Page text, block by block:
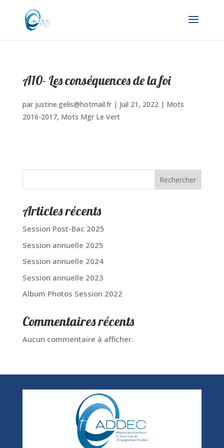
A10- Les conséquences de la foi
par justine.gelis@hotmail.fr| Juil 21, 2022| Mots
2016-2017, Mots Mgr Le Vert
Rechercher
Articles récents
Session Post-Bac 2025
Session annuelle 2025
Session annuelle 2024
Session annuelle 2023
Album Photos Session 2022
Commentaires récents
Aucun commentaire à afficher.